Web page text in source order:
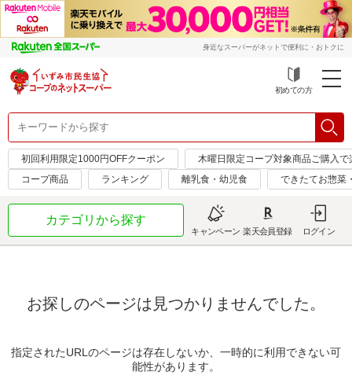
身近なスーパーがネットで便利に・おトクに
初めての方
初回利用限定1000円OFFクーポン
木曜日限定コープ対象商品ご購入
コープ商品
ランキング 離乳食・幼児食 できたてお惣菜
カテゴリから探す
キャンペーン 楽天会員登録 ログイン
お探しのページは見つかりませんでした。
指定されたURLのページは存在しないか、一時的に利用できない可
能性があります。